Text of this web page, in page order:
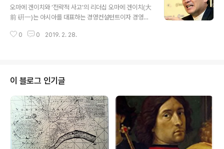
가 되었다. 그가 미치는 영향력은 비즈니스 분야뿐만 아니
라 정치, 대중문화 등 전 영역에 걸쳐있다. 말콤 글래드웰은
불러일으키는 독특한 영역을 개척해 왔다. '티핑포인트',
오마에 겐이치와 ‘전략적 사고’의 리더십 오마에 겐이치(大
前 硏一)는 아시아를 대표하는 경영컨설턴트이자 경영학
로 하여금 혁신적이고 파격적인 용어로 경영을 생각할 수
다. 세계적 경영 구루이자 컨설턴트로 꼽히는 오마에 겐이
치. 그는 전략적 우위를 달성하는 방법으로 (1)성공 요소에
입각한 전략, (2)상대적 우위를 활용한 전략, (3)공격적 주
도권을 추구하는 전략, (3)전략적 자유도에 의한 전략을 제
시하고 있다. 또한 전략 삼각형의 개념으로 네 가지 성공
전..
0 0 2019. 2. 28.
이 블로그 인기글